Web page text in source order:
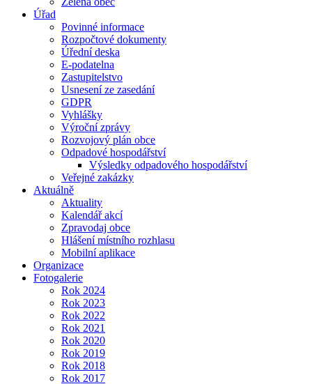
Úřad
Povinné informace
Rozpočtové dokumenty
Úřední deska
E-podatelna
Zastupitelstvo
Usnesení ze zasedání
GDPR
Vyhlášky
Výroční zprávy
Rozvojový plán obce
Odpadové hospodářství
Výsledky odpadového hospodářství
Veřejné zakázky
Aktuálně
Aktuality
Kalendář akcí
Zpravodaj obce
Hlášení místního rozhlasu
Mobilní aplikace
Organizace
Fotogalerie
Rok 2024
Rok 2023
Rok 2022
Rok 2021
Rok 2020
Rok 2019
Rok 2018
Rok 2017